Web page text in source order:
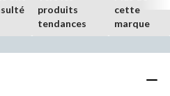
produits
tendances
cette
marque